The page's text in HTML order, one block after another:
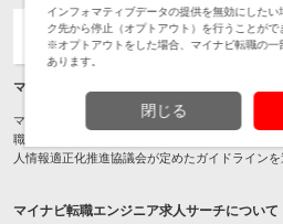
注目の求人検索ワードから探す
マイナビ転職運営者情報
マイナビ転職は 株式会社マイナビ
が運営する転
職は、
人情報適正化推進協議会が定めたガイドラインを
マイナビ転職エンジニア求人サーチについて
インフォマティブデータの提供を無効にした
ク先から停止（オプトアウト）を行うことがで
※オプトアウトをした場合、マイナビ転職の一
あります。
閉じる